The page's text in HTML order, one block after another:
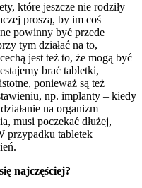
które jeszcze nie rodziły –
proszą, by im coś
powinny być przede
tym działać na to,
jest też to, że mogą być
brać tabletki,
ponieważ są też
np. implanty – kiedy
na organizm
musi poczekać dłużej,
przypadku tabletek
najczęściej?